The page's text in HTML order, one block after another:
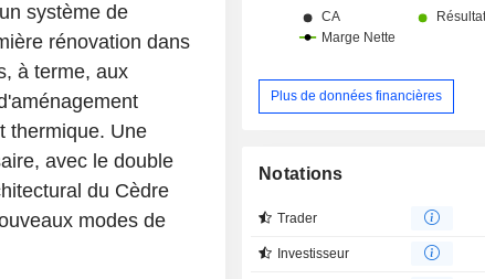
système de
rénovation dans
à terme, aux
thermique. Une
avec le double
du Cèdre
modes de
Plus de données financières
Notations
Trader
Investisseur